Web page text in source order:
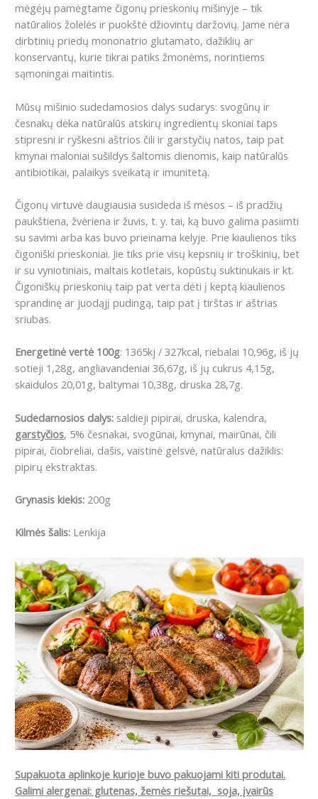
mėgėjų pamėgtame čigonų prieskonių mišinyje – tik
natūralios žolelės ir puokštė džiovintų daržovių. Jame nėra
dirbtinių priedų mononatrio glutamato, dažiklių ar
konservantų, kurie tikrai patiks žmonėms, norintiems
sąmoningai maitintis.
Mūsų mišinio sudedamosios dalys sudarys: svogūnų ir
česnakų dėka natūralūs atskirų ingredientų skoniai taps
stipresni ir ryškesni aštrios čili ir garstyčių natos, taip pat
kmynai maloniai sušildys šaltomis dienomis, kaip natūralūs
antibiotikai, palaikys sveikatą ir imunitetą.
Čigonų virtuvė daugiausia susideda iš mėsos – iš pradžių
paukštiena, žvėriena ir žuvis, t. y. tai, ką buvo galima pasiimti
su savimi arba kas buvo prieinama kelyje. Prie kiaulienos tiks
čigoniški prieskoniai. Jie tiks prie visų kepsnių ir troškinių, bet
ir su vyniotiniais, maltais kotletais, kopūstų suktinukais ir kt.
Čigoniškų prieskonių taip pat verta dėti į keptą kiaulienos
sprandinę ar juodąjį pudingą, taip pat į tirštas ir aštrias
sriubas.
Energetinė vertė 100g: 1365kj / 327kcal, riebalai 10,96g, iš jų
sotieji 1,28g, angliavandeniai 36,67g, iš jų cukrus 4,15g,
skaidulos 20,01g, baltymai 10,38g, druska 28,7g.
Sudedamosios dalys: saldieji pipirai, druska, kalendra,
garstyčios, 5% česnakai, svogūnai, kmynai, mairūnai, čili
pipirai, čiobreliai, dašis, vaistinė gelsvė, natūralus dažiklis:
pipirų ekstraktas.
Grynasis kiekis: 200g
Kilmės šalis: Lenkija
Supakuota aplinkoje kurioje buvo pakuojami kiti produtai.
Galimi alergenai: glutenas, žemės riešutai, soja, įvairūs